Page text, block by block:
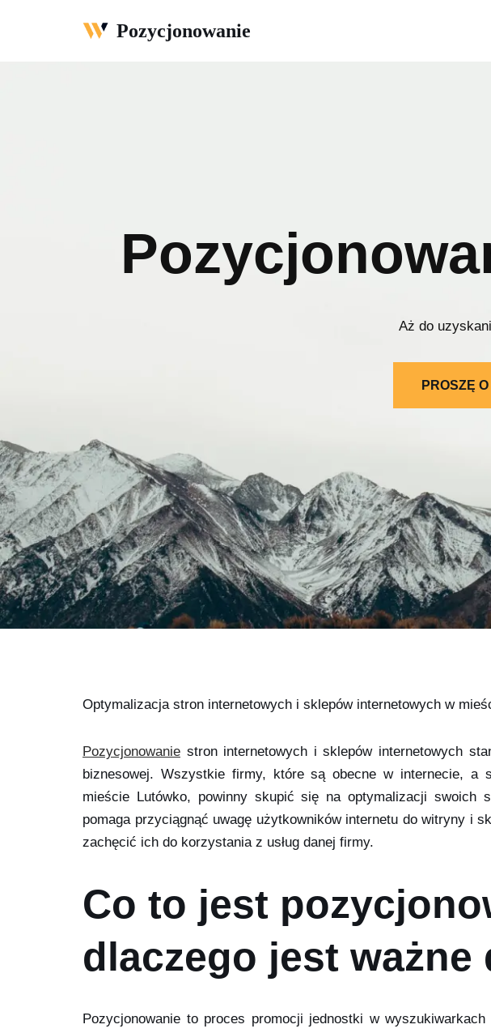
Pozycjonowanie
Aż do
PROSZĘ
Optymalizacja stron internetowych i sklepów internetowych w
Pozycjonowanie stron internetowych i sklepów internetowych
biznesowej. Wszystkie firmy, które są obecne w internecie, a
mieście Lutówko, powinny skupić się na optymalizacji swoich
pomaga przyciągnąć uwagę użytkowników internetu do witryny i
zachęcić ich do korzystania z usług danej firmy.
Co to jest
dlaczego jest ważne
Pozycjonowanie to proces promocji jednostki w